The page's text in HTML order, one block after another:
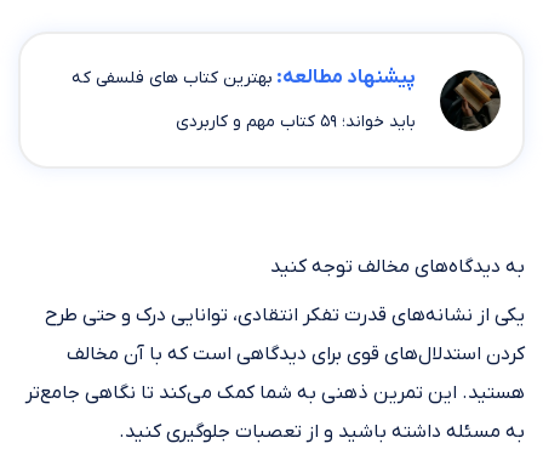
پیشنهاد مطالعه: بهترین کتاب های فلسفی که
باید خواند؛ ۵۹ کتاب مهم و کاربردی
به دیدگاه‌های مخالف توجه کنید
یکی از نشانه‌های قدرت تفکر انتقادی، توانایی درک و حتی طرح
کردن استدلال‌های قوی برای دیدگاهی است که با آن مخالف
هستید. این تمرین ذهنی به شما کمک می‌کند تا نگاهی جامع‌تر
به مسئله داشته باشید و از تعصبات جلوگیری کنید.